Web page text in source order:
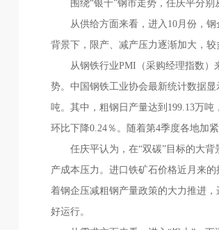
围绕“银十”钢市走势，任庆平分别
从供给方面来看，进入10月份，钢
背景下，限产、减产压力逐渐加大，
从钢铁行业PMI（采购经理指数）来
势。中国钢铁工业协会最新统计数据显
吨。其中，粗钢日产量达到199.13万吨
环比下降0.24％。随着第4季度各地加
任庆平认为，在“双碳”目标的大背
产成本压力。进口铁矿石价格近月来
着钢企压减粗钢产量政策的大力推进
好运行。